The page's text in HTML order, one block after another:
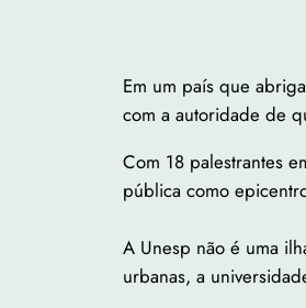
Em um país que
com a autoridade de
Com 18 palestrantes
pública como
A Unesp não é uma
urbanas, a